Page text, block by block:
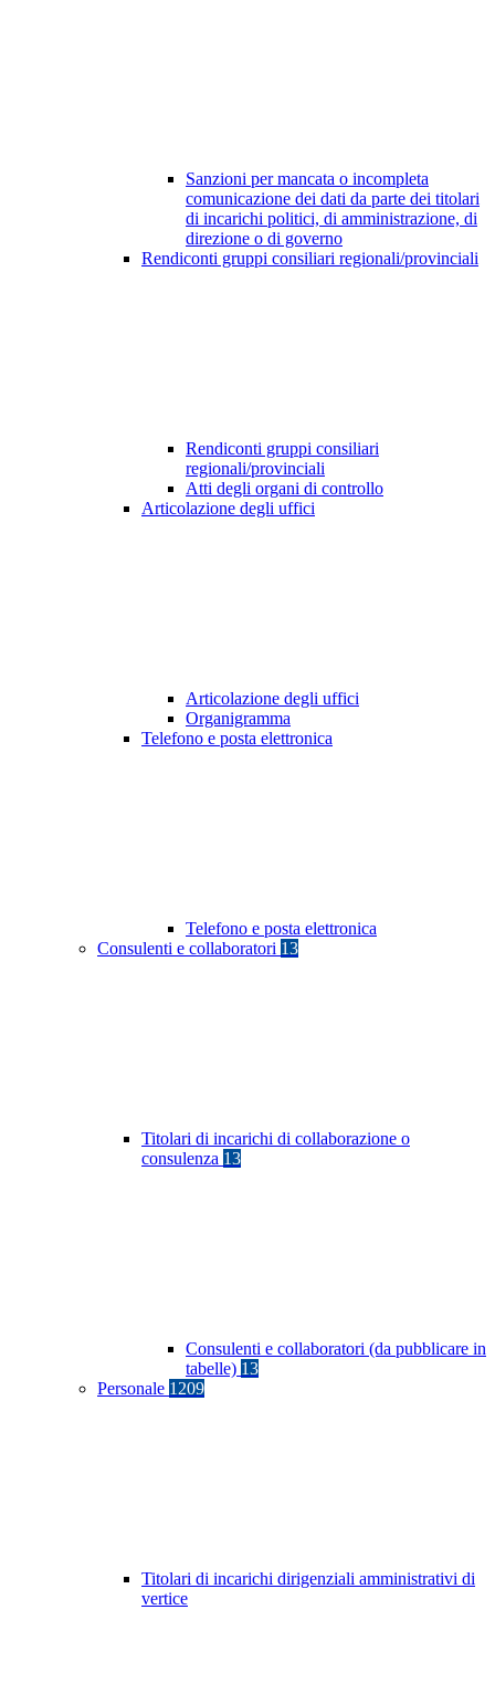
Sanzioni per mancata o incompleta
comunicazione dei dati da parte dei titolari
di incarichi politici, di amministrazione, di
direzione o di governo
Rendiconti gruppi consiliari regionali/provinciali
Rendiconti gruppi consiliari
regionali/provinciali
Atti degli organi di controllo
Articolazione degli uffici
Articolazione degli uffici
Organigramma
Telefono e posta elettronica
Telefono e posta elettronica
Consulenti e collaboratori 13
Titolari di incarichi di collaborazione o
consulenza 13
Consulenti e collaboratori (da pubblicare in
tabelle) 13
Personale 1209
Titolari di incarichi dirigenziali amministrativi di
vertice